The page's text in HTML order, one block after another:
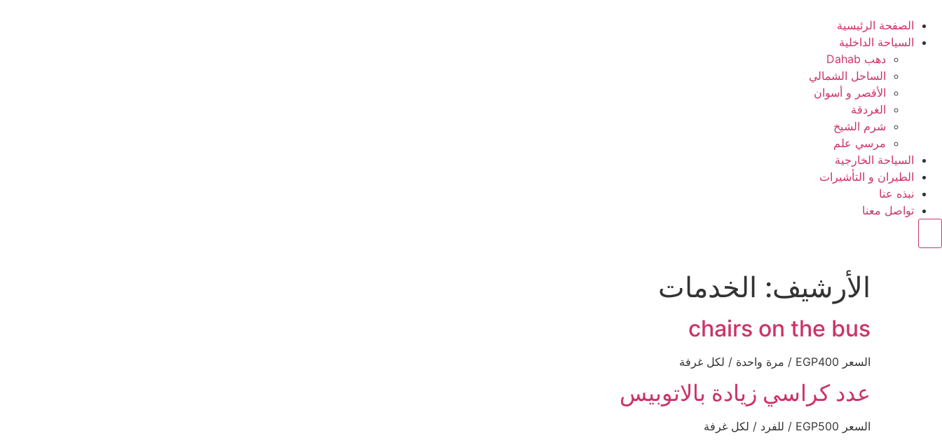
الصفحة الرئيسية
السياحة الداخلية
دهب Dahab
الساحل الشمالي
الأقصر و أسوان
الغردقة
شرم الشيخ
مرسي علم
السياحة الخارجية
الطيران و التأشيرات
نبذه عنا
تواصل معنا
الأرشيف: الخدمات
chairs on the bus
السعر EGP400 / مرة واحدة / لكل غرفة
عدد كراسي زيادة بالاتوبيس
السعر EGP500 / للفرد / لكل غرفة